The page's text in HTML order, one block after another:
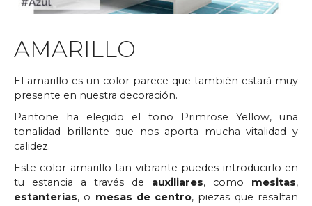
AMARILLO
El amarillo es un color parece que también estará muy
presente en nuestra decoración.
Pantone ha elegido el tono Primrose Yellow, una
tonalidad brillante que nos aporta mucha vitalidad y
calidez.
Este color amarillo tan vibrante puedes introducirlo en
tu estancia a través de auxiliares, como mesitas,
estanterías, o mesas de centro, piezas que resaltan